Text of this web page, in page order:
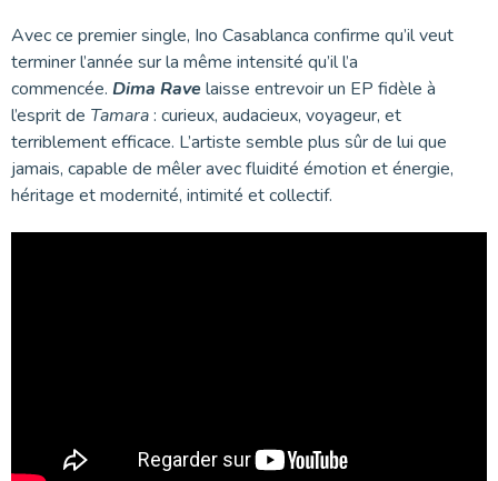
Avec ce premier single, Ino Casablanca confirme qu’il veut
terminer l’année sur la même intensité qu’il l’a
commencée. Dima Ravelaisse entrevoir un EP fidèle à
l’esprit de Tamara: curieux, audacieux, voyageur, et
terriblement efficace. L’artiste semble plus sûr de lui que
jamais, capable de mêler avec fluidité émotion et énergie,
héritage et modernité, intimité et collectif.